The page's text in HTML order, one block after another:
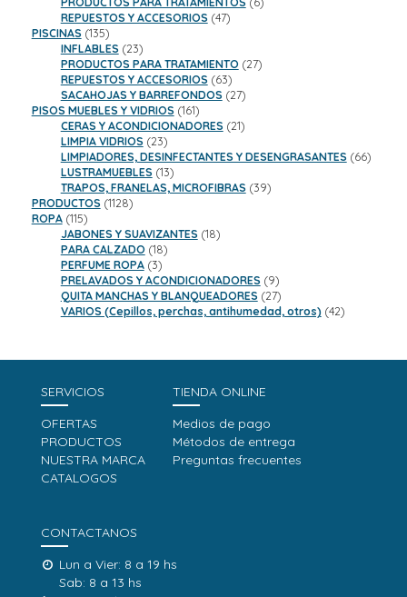
REPUESTOS Y ACCESORIOS 4747
PISCINAS 135135
productos
INFLABLES 2323
productos
PRODUCTOS PARA TRATAMIENTO 2727
REPUESTOS Y ACCESORIOS 6363
productos
SACAHOJAS Y BARREFONDOS 2727
PISOS MUEBLES Y VIDRIOS 161161
productos
CERAS Y ACONDICIONADORES 2121
LIMPIA VIDRIOS 2323
productos
LIMPIADORES, DESINFECTANTES Y DESENGRASANTES 6666
LUSTRAMUEBLES 1313
productos
TRAPOS, FRANELAS, MICROFIBRAS 3939
PRODUCTOS 11281128
ROPA 115115
productos
JABONES Y SUAVIZANTES 1818
PARA CALZADO 1818
PERFUME ROPA 33
productos
PRELAVADOS Y ACONDICIONADORES 99
productos
QUITA MANCHAS Y BLANQUEADORES 2727
productos
VARIOS (Cepillos, perchas, antihumedad, otros) 4242
SERVICIOS
OFERTAS
PRODUCTOS
NUESTRA MARCA
CATALOGOS
TIENDA ONLINE
Medios de pago
Métodos de entrega
Preguntas frecuentes
CONTACTANOS
Lun a Vier: 8 a 19 hs
Sab: 8 a 13 hs